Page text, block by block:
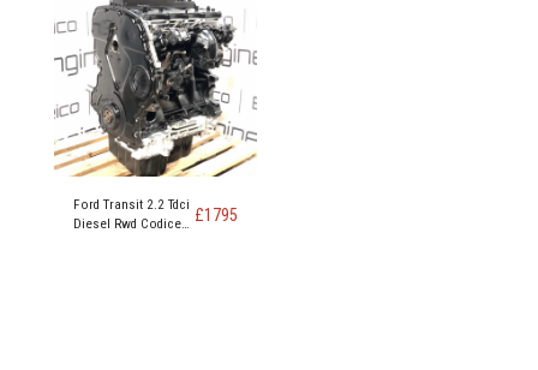
Ford Transit 2.2 Tdci
Diesel Rwd Codice
£1795